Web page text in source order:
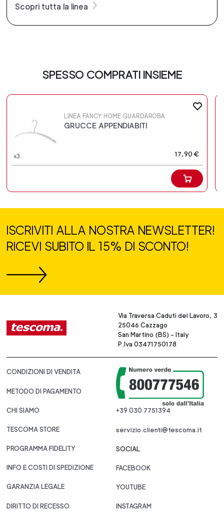
Scopri tutta la linea
SPESSO COMPRATI INSIEME
LINEA FANCY HOME GUARDAROBA
GRUCCE APPENDIABITI
17,90 €
ISCRIVITI ALLA NOSTRA NEWSLETTER!
RICEVI SUBITO IL 15% DI SCONTO!
Via Traversa Caduti del Lavoro, 3
25046 Cazzago
San Martino (BS) - Italy
P.Iva 03471750178
CONDIZIONI DI VENDITA
METODO DI PAGAMENTO
CHI SIAMO
TESCOMA STORE
PROGRAMMA FIDELITY
INFO E COSTI DI SPEDIZIONE
GARANZIA LEGALE
DIRITTO DI RECESSO
+39 030 7751394
servizio.clienti@tescoma.it
SOCIAL
FACEBOOK
YOUTUBE
INSTAGRAM